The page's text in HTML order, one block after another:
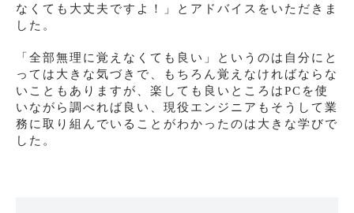
なくても大丈夫ですよ！」とアドバイスをいただきま
した。
「全部無理に覚えなくても良い」というのは自分にと
っては大きな気づきで、もちろん覚えなければならな
いこともありますが、楽しても良いところはPCを使
いながら調べれば良い、現役エンジニアもそうして業
務に取り組んでいることがわかったのは大きな学びで
した。